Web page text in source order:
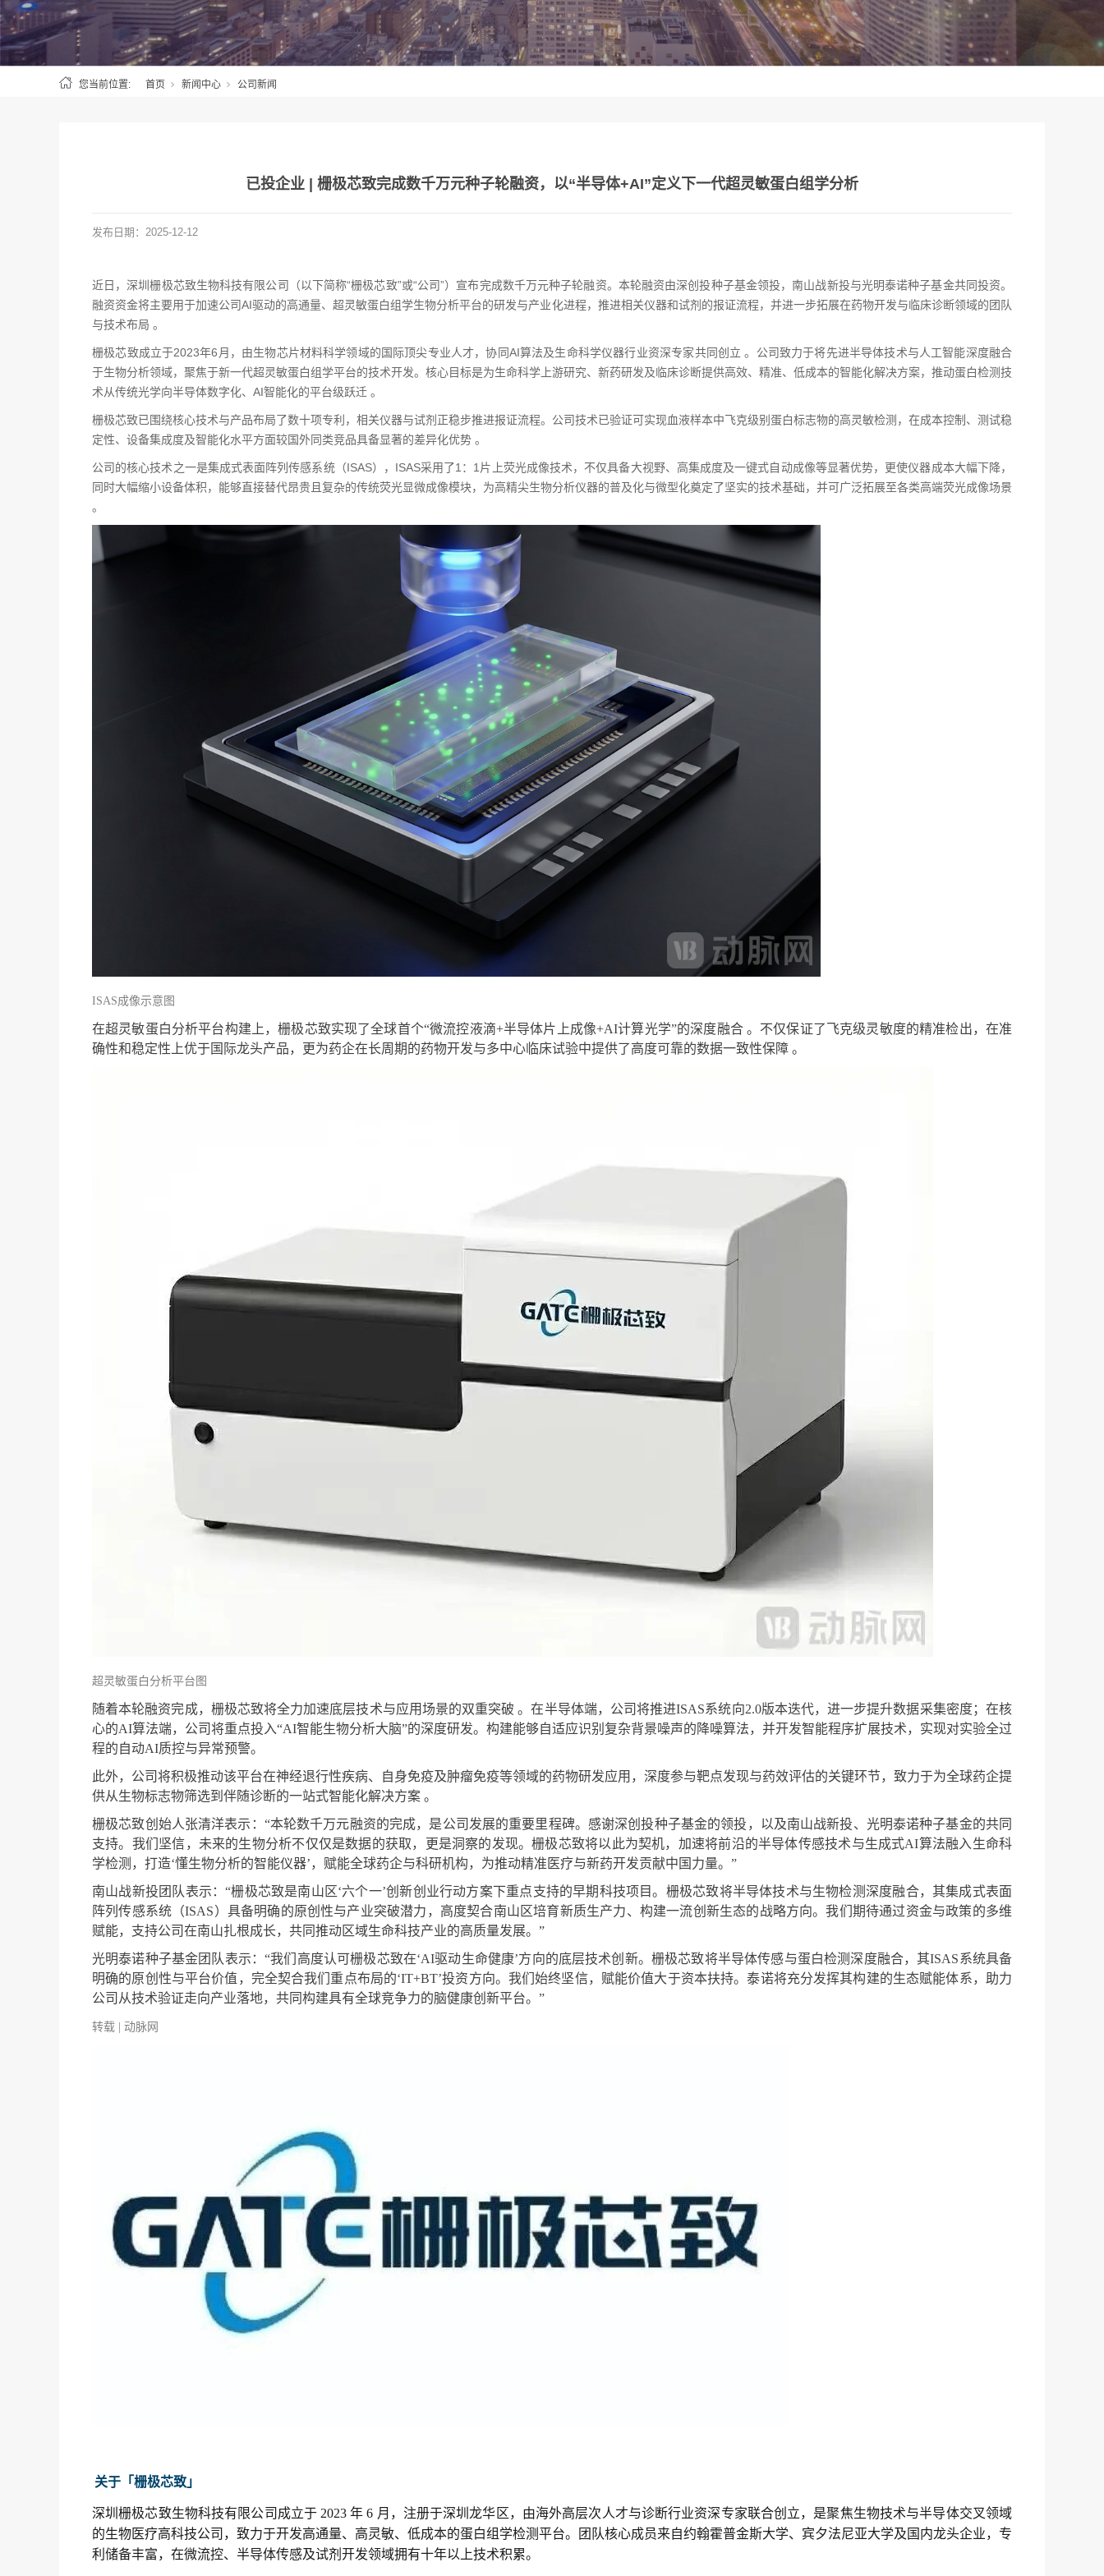
您当前位置: 首页 新闻中心 公司新闻
已投企业 | 栅极芯致完成数千万元种子轮融资，以“半导体+AI”定义下一代超灵敏蛋白组学分析
发布日期： 2025-12-12
近日，深圳栅极芯致生物科技有限公司（以下简称“栅极芯致”或“公司”）宣布完成数千万元种子轮融资。本轮融资由深创投种子基金领投，南山战新投与光明泰诺种子基金共同投资。
融资资金将主要用于加速公司AI驱动的高通量、超灵敏蛋白组学生物分析平台的研发与产业化进程，推进相关仪器和试剂的报证流程，并进一步拓展在药物开发与临床诊断领域的团队
与技术布局 。
栅极芯致成立于2023年6月，由生物芯片材料科学领域的国际顶尖专业人才，协同AI算法及生命科学仪器行业资深专家共同创立 。公司致力于将先进半导体技术与人工智能深度融合
于生物分析领域，聚焦于新一代超灵敏蛋白组学平台的技术开发。核心目标是为生命科学上游研究、新药研发及临床诊断提供高效、精准、低成本的智能化解决方案，推动蛋白检测技
术从传统光学向半导体数字化、AI智能化的平台级跃迁 。
栅极芯致已围绕核心技术与产品布局了数十项专利，相关仪器与试剂正稳步推进报证流程。公司技术已验证可实现血液样本中飞克级别蛋白标志物的高灵敏检测，在成本控制、测试稳
定性、设备集成度及智能化水平方面较国外同类竞品具备显著的差异化优势 。
公司的核心技术之一是集成式表面阵列传感系统（ISAS），ISAS采用了1：1片上荧光成像技术，不仅具备大视野、高集成度及一键式自动成像等显著优势，更使仪器成本大幅下降，
同时大幅缩小设备体积，能够直接替代昂贵且复杂的传统荧光显微成像模块，为高精尖生物分析仪器的普及化与微型化奠定了坚实的技术基础，并可广泛拓展至各类高端荧光成像场景
。
ISAS成像示意图
在超灵敏蛋白分析平台构建上，栅极芯致实现了全球首个“微流控液滴+半导体片上成像+AI计算光学”的深度融合 。不仅保证了飞克级灵敏度的精准检出，在准
确性和稳定性上优于国际龙头产品，更为药企在长周期的药物开发与多中心临床试验中提供了高度可靠的数据一致性保障 。
超灵敏蛋白分析平台图
随着本轮融资完成，栅极芯致将全力加速底层技术与应用场景的双重突破 。在半导体端，公司将推进ISAS系统向2.0版本迭代，进一步提升数据采集密度；在核
心的AI算法端，公司将重点投入“AI智能生物分析大脑”的深度研发。构建能够自适应识别复杂背景噪声的降噪算法，并开发智能程序扩展技术，实现对实验全过
程的自动AI质控与异常预警。
此外，公司将积极推动该平台在神经退行性疾病、自身免疫及肿瘤免疫等领域的药物研发应用，深度参与靶点发现与药效评估的关键环节，致力于为全球药企提
供从生物标志物筛选到伴随诊断的一站式智能化解决方案 。
栅极芯致创始人张清洋表示：“本轮数千万元融资的完成，是公司发展的重要里程碑。感谢深创投种子基金的领投，以及南山战新投、光明泰诺种子基金的共同
支持。我们坚信，未来的生物分析不仅仅是数据的获取，更是洞察的发现。栅极芯致将以此为契机，加速将前沿的半导体传感技术与生成式AI算法融入生命科
学检测，打造‘懂生物分析的智能仪器’，赋能全球药企与科研机构，为推动精准医疗与新药开发贡献中国力量。”
南山战新投团队表示：“栅极芯致是南山区‘六个一’创新创业行动方案下重点支持的早期科技项目。栅极芯致将半导体技术与生物检测深度融合，其集成式表面
阵列传感系统（ISAS）具备明确的原创性与产业突破潜力，高度契合南山区培育新质生产力、构建一流创新生态的战略方向。我们期待通过资金与政策的多维
赋能，支持公司在南山扎根成长，共同推动区域生命科技产业的高质量发展。”
光明泰诺种子基金团队表示：“我们高度认可栅极芯致在‘AI驱动生命健康’方向的底层技术创新。栅极芯致将半导体传感与蛋白检测深度融合，其ISAS系统具备
明确的原创性与平台价值，完全契合我们重点布局的‘IT+BT’投资方向。我们始终坚信，赋能价值大于资本扶持。泰诺将充分发挥其构建的生态赋能体系，助力
公司从技术验证走向产业落地，共同构建具有全球竞争力的脑健康创新平台。”
转载 | 动脉网
关于「栅极芯致 」
深圳栅极芯致生物科技有限公司成立于 2023 年 6 月，注册于深圳龙华区，由海外高层次人才与诊断行业资深专家联合创立，是聚焦生物技术与半导体交叉领域
的生物医疗高科技公司，致力于开发高通量、高灵敏、低成本的蛋白组学检测平台。团队核心成员来自约翰霍普金斯大学、宾夕法尼亚大学及国内龙头企业，专
利储备丰富，在微流控、半导体传感及试剂开发领域拥有十年以上技术积累。